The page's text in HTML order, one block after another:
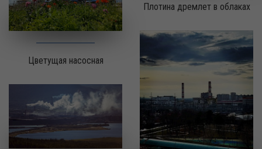
Цветущая насосная
Плотина дремлет в облаках